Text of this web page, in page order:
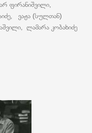
ფირანიშვილი,
ვაჟა (სულთან)
ლამარა კობახიძე